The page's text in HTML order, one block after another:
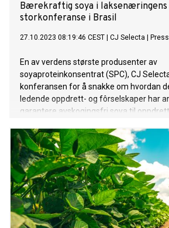
Bærekraftig soya i laksenæringens
storkonferanse i Brasil
27.10.2023 08:19:46 CEST CJ Selecta
En av verdens største produsenter av
soyaproteinkonsentrat (SPC), CJ
konferansen for å snakke om hvordan
ledende oppdrett- og fôrselskaper har
garantere avskogingsfri soya til